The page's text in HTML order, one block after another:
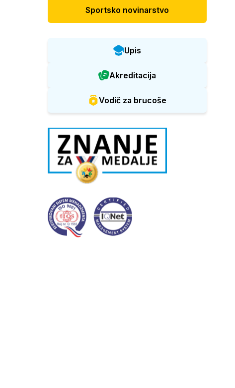
Sportsko novinarstvo
Upis
Akreditacija
Vodič za brucoše